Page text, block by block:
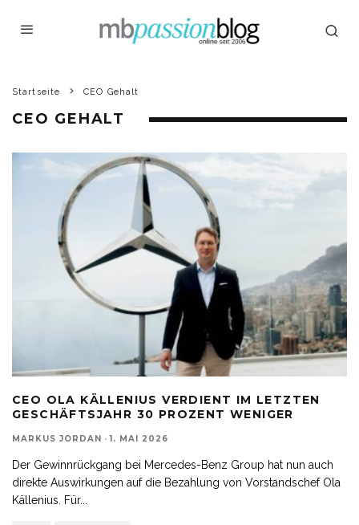
Startseite CEO Gehalt
CEO GEHALT
CEO OLA KÄLLENIUS VERDIENT IM LETZTEN
GESCHÄFTSJAHR 30 PROZENT WENIGER
MARKUS JORDAN · 1. MAI 2026
Der Gewinnrückgang bei Mercedes-Benz Group hat nun auch
direkte Auswirkungen auf die Bezahlung von Vorstandschef Ola
Källenius. Für...